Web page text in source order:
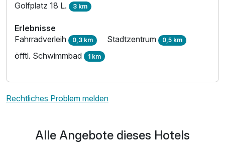
Golfplatz 18 L. 3 km
Erlebnisse
Fahrradverleih 0,3 km Stadtzentrum 0,5 km
öfftl. Schwimmbad 1 km
Rechtliches Problem melden
Alle Angebote dieses Hotels